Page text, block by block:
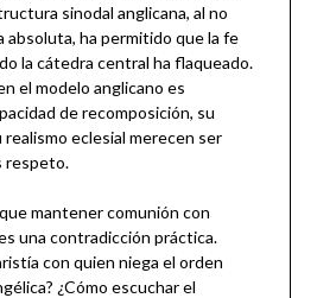
sinodal anglicana, al no
absoluta, ha permitido que la fe
la cátedra central ha flaqueado.
el modelo anglicano es
de recomposición, su
eclesial merecen ser
respeto.
mantener comunión con
una contradicción práctica.
con quien niega el orden
¿Cómo escuchar el